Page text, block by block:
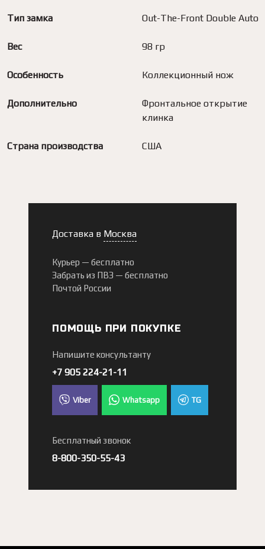
Тип замка Out-The-Front Double Auto
Вес 98 гр
Особенность Коллекционный нож
Дополнительно
Фронтальное открытие
клинка
Страна производства США
Доставка в Москва
Курьер — бесплатно
Забрать из ПВЗ — бесплатно
Почтой России
ПОМОЩЬ ПРИ ПОКУПКЕ
Напишите консультанту
+7 905 224-21-11
Viber Whatsapp TG
Бесплатный звонок
8-800-350-55-43